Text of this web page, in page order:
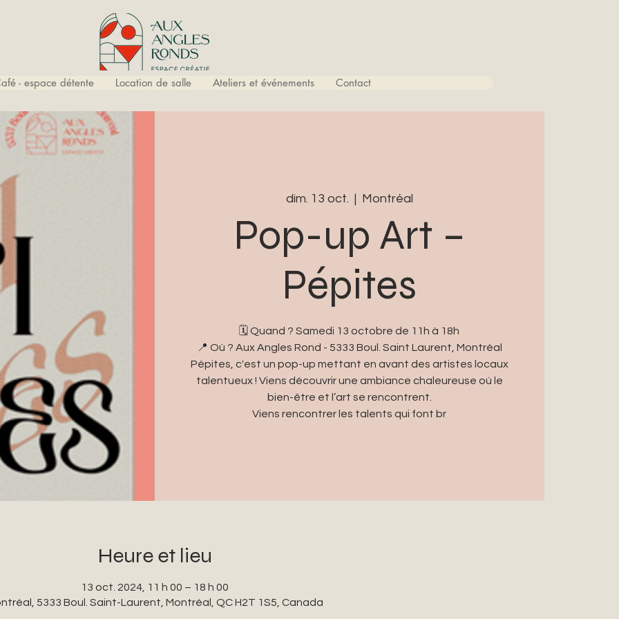
- espace détente Location de salle Ateliers et événements Contact
dim. 13 oct.
  |
Montréal
Pop-up Art –
Pépites
🗓 Quand ? Samedi 13 octobre de 11h à 18h
📍 Où ? Aux Angles Rond - 5333 Boul. Saint Laurent, Montréal
Pépites, c'est un pop-up mettant en avant des artistes locaux
talentueux ! Viens découvrir une ambiance chaleureuse où le
bien-être et l’art se rencontrent.
Viens rencontrer les talents qui font br
Heure et lieu
13 oct. 2024, 11 h 00 – 18 h 00
5333 Boul. Saint-Laurent, Montréal, QC H2T 1S5, Canada